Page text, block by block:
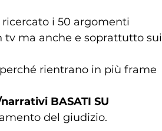
i 50 argomenti
ma anche e soprattutto sui
rientrano in più frame
BASATI SU
del giudizio.